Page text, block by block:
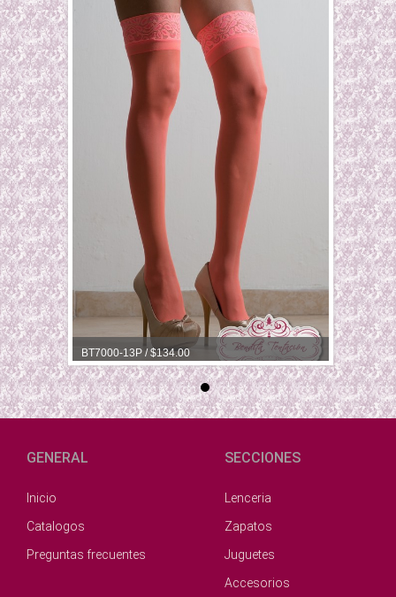
BT7000-13P / $134.00 BT7000-
GENERAL
Inicio
Catalogos
Preguntas frecuentes
SECCIONES
Lenceria
Zapatos
Juguetes
Accesorios